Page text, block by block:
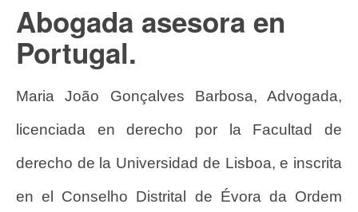
Abogada asesora en
Portugal.
Maria João Gonçalves Barbosa, Advogada,
licenciada en derecho por la Facultad de
derecho de la Universidad de Lisboa, e inscrita
en el Conselho Distrital de Évora da Ordem